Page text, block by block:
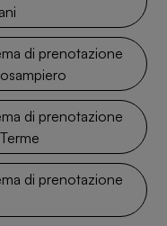
di prenotazione
di prenotazione
di prenotazione